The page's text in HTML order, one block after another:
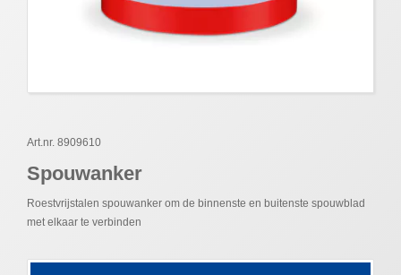
Art.nr. 8909610
Spouwanker
Roestvrijstalen spouwanker om de binnenste en buitenste spouwblad
met elkaar te verbinden